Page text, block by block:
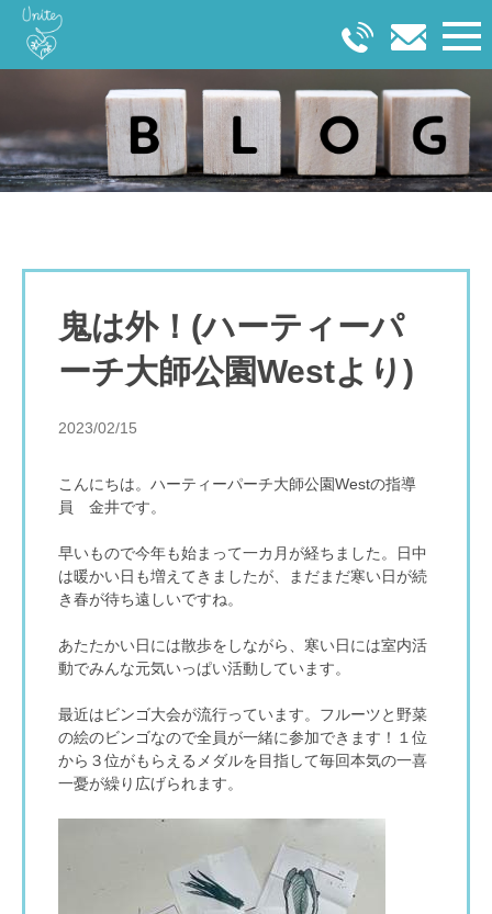
鬼は外！(ハーティーパ
ーチ大師公園Westより)
2023/02/15
こんにちは。ハーティーパーチ大師公園Westの指導
員 金井です。
早いもので今年も始まって一カ月が経ちました。日中
は暖かい日も増えてきましたが、まだまだ寒い日が続
き春が待ち遠しいですね。
あたたかい日には散歩をしながら、寒い日には室内活
動でみんな元気いっぱい活動しています。
最近はビンゴ大会が流行っています。フルーツと野菜
の絵のビンゴなので全員が一緒に参加できます！１位
から３位がもらえるメダルを目指して毎回本気の一喜
一憂が繰り広げられます。